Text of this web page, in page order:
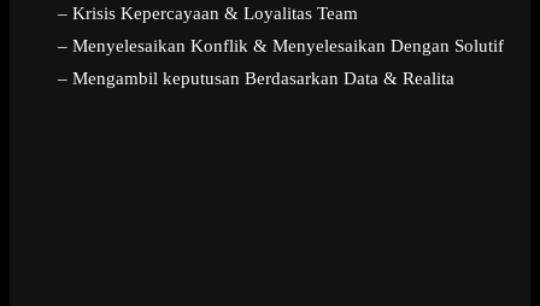
– Krisis Kepercayaan & Loyalitas Team
– Menyelesaikan Konflik & Menyelesaikan Dengan Solutif
– Mengambil keputusan Berdasarkan Data & Realita